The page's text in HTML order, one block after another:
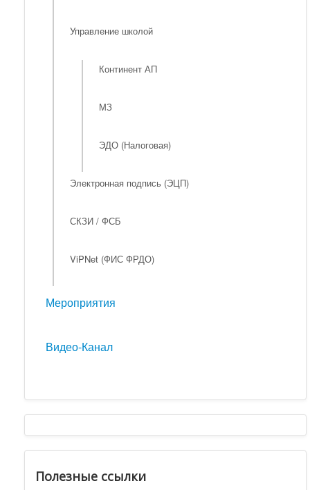
Управление школой
Континент АП
МЗ
ЭДО (Налоговая)
Электронная подпись (ЭЦП)
СКЗИ / ФСБ
ViPNet (ФИС ФРДО)
Мероприятия
Видео-Канал
Полезные ссылки